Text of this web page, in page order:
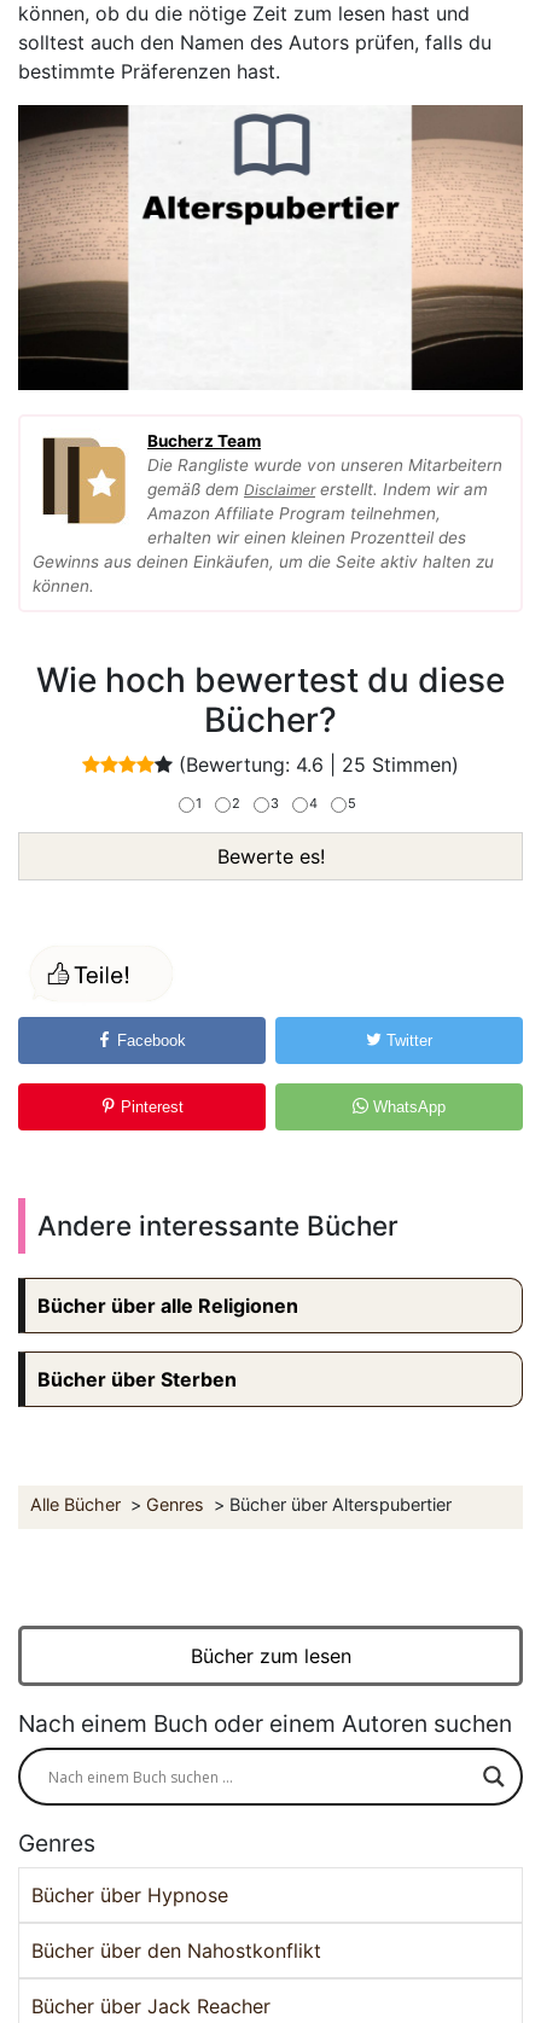
können, ob du die nötige Zeit zum lesen hast und
solltest auch den Namen des Autors prüfen, falls du
bestimmte Präferenzen hast.
Bucherz Team
Die Rangliste wurde von unseren Mitarbeitern
gemäß dem Disclaimererstellt. Indem wir am
Amazon Affiliate Program teilnehmen,
erhalten wir einen kleinen Prozentteil des
Gewinns aus deinen Einkäufen, um die Seite aktiv halten zu
können.
Wie hoch bewertest du diese
Bücher?
(Bewertung: 4.6 25 Stimmen)
1 2 3 4 5
Bewerte es!
Facebook Twitter
Pinterest WhatsApp
Andere interessante Bücher
Bücher über alle Religionen
Bücher über Sterben
Alle Bücher Genres Bücher über Alterspubertier
Bücher zum lesen
Nach einem Buch oder einem Autoren suchen
Genres
Bücher über Hypnose
Bücher über den Nahostkonflikt
Bücher über Jack Reacher